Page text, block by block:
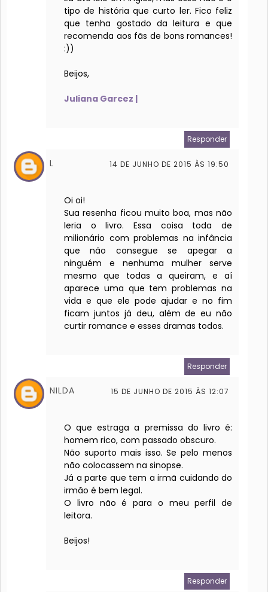
tipo de história que curto ler. Fico feliz
que tenha gostado da leitura e que
recomenda aos fãs de bons romances!
:))
Beijos,
Juliana Garcez |
Responder
L 14 DE JUNHO DE 2015 ÀS 19:50
Oi oi!
Sua resenha ficou muito boa, mas não
leria o livro. Essa coisa toda de
milionário com problemas na infância
que não consegue se apegar a
ninguém e nenhuma mulher serve
mesmo que todas a queiram, e aí
aparece uma que tem problemas na
vida e que ele pode ajudar e no fim
ficam juntos já deu, além de eu não
curtir romance e esses dramas todos.
Responder
NILDA 15 DE JUNHO DE 2015 ÀS 12:07
O que estraga a premissa do livro é:
homem rico, com passado obscuro.
Não suporto mais isso. Se pelo menos
não colocassem na sinopse.
Já a parte que tem a irmã cuidando do
irmão é bem legal.
O livro não é para o meu perfil de
leitora.
Beijos!
Responder